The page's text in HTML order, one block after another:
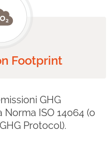
Footprint
GHG
ISO 14064 (o
Protocol).